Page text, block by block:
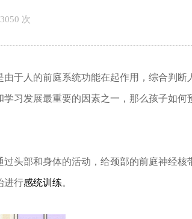
次
于人的前庭系统功能在起作用，综合判断
习发展最重要的因素之一，那么孩子如何
头部和身体的活动，给颈部的前庭神经核
进行感统训练。